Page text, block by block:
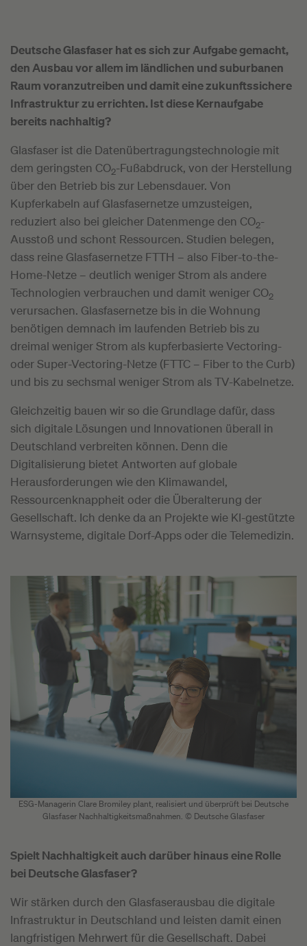
Deutsche Glasfaser hat es sich zur Aufgabe gemacht,
den Ausbau vor allem im ländlichen und suburbanen
Raum voranzutreiben und damit eine zukunftssichere
Infrastruktur zu errichten. Ist diese Kernaufgabe
bereits nachhaltig?
Glasfaser ist die Datenübertragungstechnologie mit
dem geringsten CO2-Fußabdruck, von der Herstellung
über den Betrieb bis zur Lebensdauer. Von
Kupferkabeln auf Glasfasernetze umzusteigen,
reduziert also bei gleicher Datenmenge den CO2-
Ausstoß und schont Ressourcen. Studien belegen,
dass reine Glasfasernetze FTTH – also Fiber-to-the-
Home-Netze – deutlich weniger Strom als andere
Technologien verbrauchen und damit weniger CO2
verursachen. Glasfasernetze bis in die Wohnung
benötigen demnach im laufenden Betrieb bis zu
dreimal weniger Strom als kupferbasierte Vectoring-
oder Super-Vectoring-Netze (FTTC – Fiber to the Curb)
und bis zu sechsmal weniger Strom als TV-Kabelnetze.
Gleichzeitig bauen wir so die Grundlage dafür, dass
sich digitale Lösungen und Innovationen überall in
Deutschland verbreiten können. Denn die
Digitalisierung bietet Antworten auf globale
Herausforderungen wie den Klimawandel,
Ressourcenknappheit oder die Überalterung der
Gesellschaft. Ich denke da an Projekte wie KI-gestützte
Warnsysteme, digitale Dorf-Apps oder die Telemedizin.
ESG-Managerin Clare Bromiley plant, realisiert und überprüft bei Deutsche
Glasfaser Nachhaltigkeitsmaßnahmen. © Deutsche Glasfaser
Spielt Nachhaltigkeit auch darüber hinaus eine Rolle
bei Deutsche Glasfaser?
Wir stärken durch den Glasfaserausbau die digitale
Infrastruktur in Deutschland und leisten damit einen
langfristigen Mehrwert für die Gesellschaft. Dabei